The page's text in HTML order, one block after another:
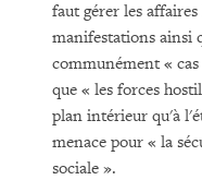
faut gérer les
manifestations ainsi
communément «
que « les forces
plan intérieur qu'à
menace pour « la
sociale ».